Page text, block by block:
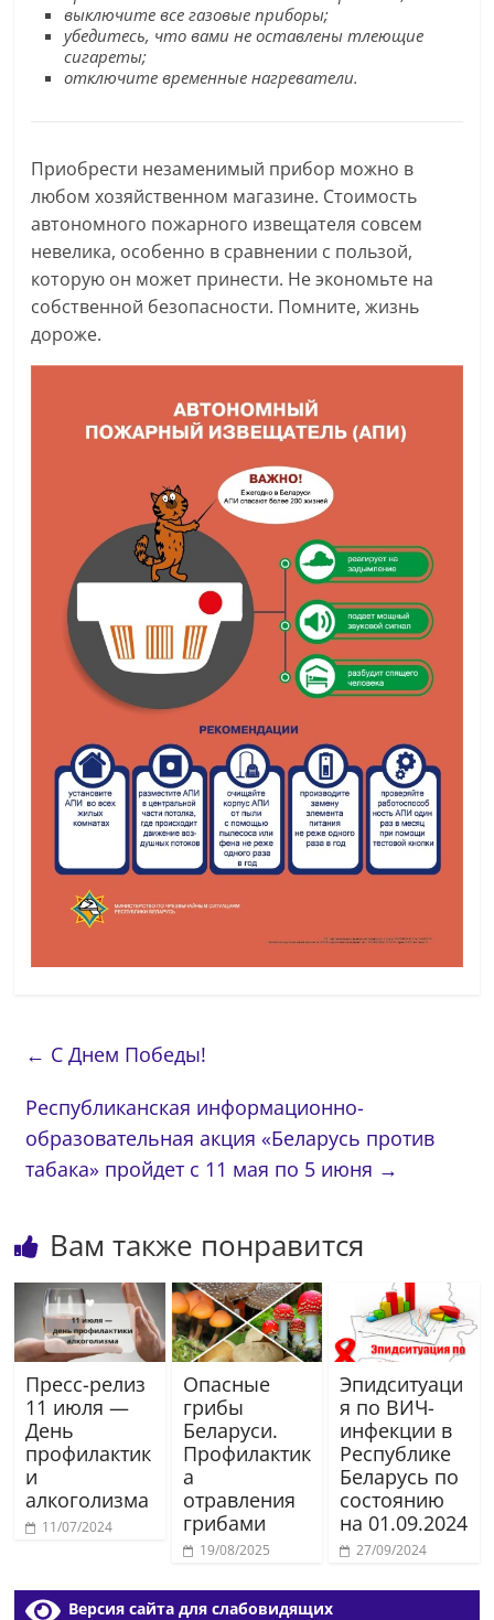
выключите все газовые приборы;
убедитесь, что вами не оставлены тлеющие
сигареты;
отключите временные нагреватели.
Приобрести незаменимый прибор можно в
любом хозяйственном магазине. Стоимость
автономного пожарного извещателя совсем
невелика, особенно в сравнении с пользой,
которую он может принести. Не экономьте на
собственной безопасности. Помните, жизнь
дороже.
← С Днем Победы!
Республиканская информационно-
образовательная акция «Беларусь против
табака» пройдет с 11 мая по 5 июня →
Вам также понравится
Пресс-релиз
11 июля —
День
профилактик
и
алкоголизма
11/07/2024
Опасные
грибы
Беларуси.
Профилактик
а
отравления
грибами
19/08/2025
Эпидситуаци
я по ВИЧ-
инфекции в
Республике
Беларусь по
состоянию
на 01.09.2024
27/09/2024
Версия сайта для слабовидящих